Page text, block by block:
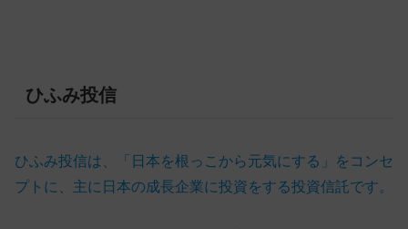
ひふみ投信
ひふみ投信は、「日本を根っこから元気にする」をコンセ
プトに、主に日本の成長企業に投資をする投資信託です。